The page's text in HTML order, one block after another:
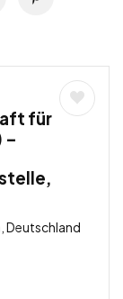
für
–
Deutschland